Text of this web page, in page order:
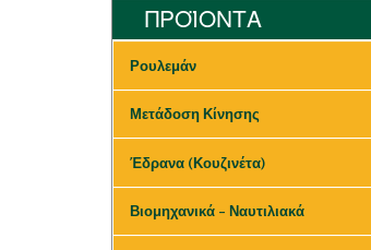
ΠΡΟΪΟΝΤΑ
Ρουλεμάν
Μετάδοση Κίνησης
Έδρανα (Κουζινέτα)
Βιομηχανικά – Ναυτιλιακά